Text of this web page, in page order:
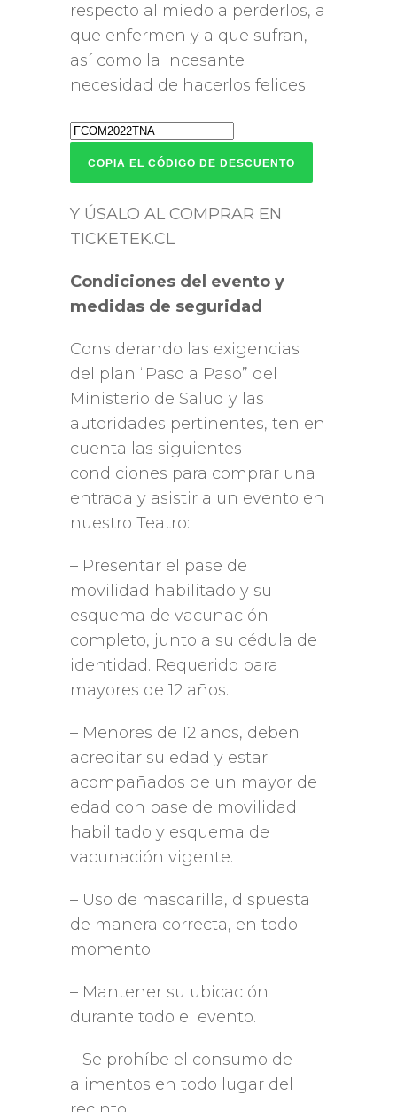
respecto al miedo a perderlos, a
que enfermen y a que sufran,
así como la incesante
necesidad de hacerlos felices.
COPIA EL CÓDIGO DE DESCUENTO
Y ÚSALO AL COMPRAR EN
TICKETEK.CL
Condiciones del evento y
medidas de seguridad
Considerando las exigencias
del plan “Paso a Paso” del
Ministerio de Salud y las
autoridades pertinentes, ten en
cuenta las siguientes
condiciones para comprar una
entrada y asistir a un evento en
nuestro Teatro:
– Presentar el pase de
movilidad habilitado y su
esquema de vacunación
completo, junto a su cédula de
identidad. Requerido para
mayores de 12 años.
– Menores de 12 años, deben
acreditar su edad y estar
acompañados de un mayor de
edad con pase de movilidad
habilitado y esquema de
vacunación vigente.
– Uso de mascarilla, dispuesta
de manera correcta, en todo
momento.
– Mantener su ubicación
durante todo el evento.
– Se prohíbe el consumo de
alimentos en todo lugar del